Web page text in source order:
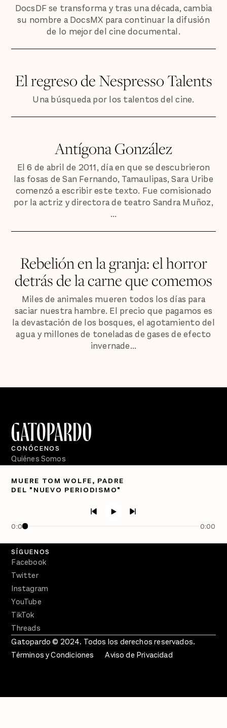
DocsDF se transforma y tras una década, cambia
su nombre a DocsMX para continuar la difusión
de lo mejor del cine documental.
El regreso de Nespresso Talents
Una búsqueda por los talentos del cine.
Antígona González
El 6 de abril de 2011, día en que se descubrieron
las fosas de San Fernando, Tamaulipas, Sara Uribe
comenzó a escribir este texto. Fue comisionado
por la actriz y directora de teatro Sandra Muñoz,
...
Rebelión en la granja: el horror
detrás de la carne que comemos
Miles de animales mueren todos los días para
saciar nuestra hambre. El precio que pagamos es
la devastación de los bosques, el agotamiento del
agua y millones de toneladas de gases de efecto
invernade...
MUERE TOM WOLFE, PADRE
DEL "NUEVO PERIODISMO"
0:00 0:00
CONÓCENOS
Quiénes Somos
PÓDCASTS
Crecer en Distopía
SÍGUENOS
Facebook
Twitter
Instagram
YouTube
TikTok
Threads
Gatopardo © 2024. Todos los derechos reservados.
Términos y Condiciones
Aviso de Privacidad